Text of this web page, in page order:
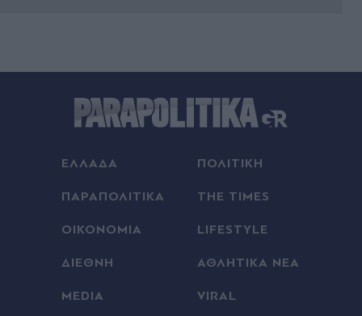
Γαλλία: Απάντησε η πρόεδρος των Οικολόγων
προδοσία - "Θέλει να ωθήσει όλη την Ευρώπη σε
Europa League: Η ΤΣΣΚΑ Σόφιας επιβλήθηκε 3-
γκολ ο Παυλίδης στην εξάρα της Μπενφίκα
ΕΛΛΑΔΑ ΠΟΛΙΤΙΚΗ
ΠΑΡΑΠΟΛΙΤΙΚΑ THE TIMES
ΟΙΚΟΝΟΜΙΑ LIFESTYLE
ΔΙΕΘΝΗ ΑΘΛΗΤΙΚΑ ΝΕΑ
MEDIA VIRAL